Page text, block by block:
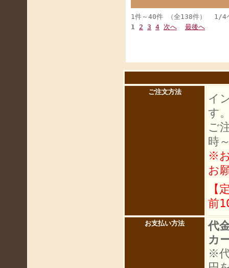
1件～40件 （全138件） 1/4
1 2 3 4 次へ 最後へ
ご注文方法
イ
す
ご
時
※
お
【
前
お支払い方法
代
カ
※